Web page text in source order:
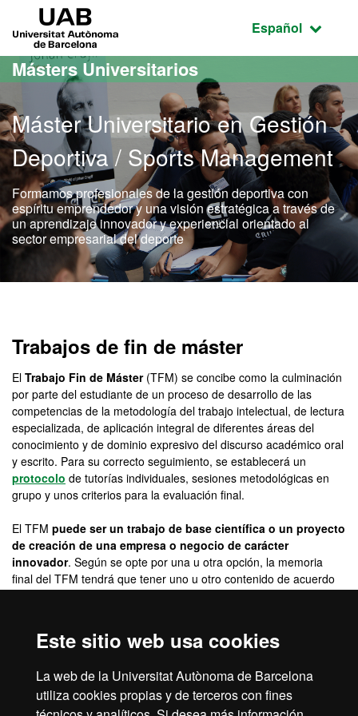
Este sitio web usa cookies
La web de la Universitat Autònoma de Barcelona
utiliza cookies propias y de terceros con fines
Acceso al contenido principal
Acceso a la navegación de la página
Idioma
Español
Másters Universitarios
Máster Universitario en Gestión
Deportiva / Sports Management
Formamos profesionales de la gestión deportiva con
espíritu emprendedor y una visión estratégica a través de
un aprendizaje innovador y experiencial orientado al
sector empresarial del deporte
Trabajos de fin de máster
El Trabajo Fin de Máster (TFM) se concibe como la culminación
por parte del estudiante de un proceso de desarrollo de las
competencias de la metodología del trabajo intelectual, de lectura
especializada, de aplicación integral de diferentes áreas del
conocimiento y de dominio expresivo del discurso académico oral
y escrito. Para su correcto seguimiento, se establecerá un
protocolo de tutorías individuales, sesiones metodológicas en
grupo y unos criterios para la evaluación final.
El TFM puede ser un trabajo de base científica o un proyecto
de creación de una empresa o negocio de carácter
innovador. Según se opte por una u otra opción, la memoria
final del TFM tendrá que tener uno u otro contenido de acuerdo
continuaformada por un portafolio, tutorías metodológicas
del proyecto y defensa oral en público. En el caso de la
enseñanza online se seguirá el mismo procedimiento, aunque en
este caso tanto las tutorías como la presentación final del TFM